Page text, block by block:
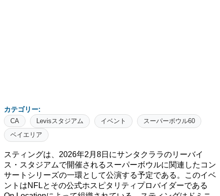
カテゴリー:
CA Levisスタジアム イベント
スーパーボウル60
ベイエリア
スティングは、2026年2月8日にサンタクララのリーバイ
ス・スタジアムで開催されるスーパーボウルに関連したコン
サートシリーズの一環として公演する予定である。このイベ
ントはNFLとその公式ホスピタリティプロバイダーである